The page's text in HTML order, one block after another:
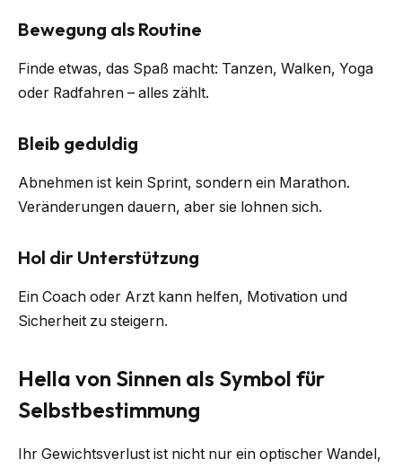
Bewegung als Routine
Finde etwas, das Spaß macht: Tanzen, Walken, Yoga
oder Radfahren – alles zählt.
Bleib geduldig
Abnehmen ist kein Sprint, sondern ein Marathon.
Veränderungen dauern, aber sie lohnen sich.
Hol dir Unterstützung
Ein Coach oder Arzt kann helfen, Motivation und
Sicherheit zu steigern.
Hella von Sinnen als Symbol für
Selbstbestimmung
Ihr Gewichtsverlust ist nicht nur ein optischer Wandel,